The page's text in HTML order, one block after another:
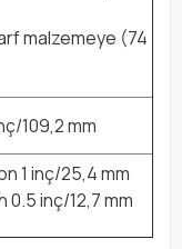
malzemeye (74
109,2 mm
1 inç/25,4 mm
0.5 inç/12,7 mm